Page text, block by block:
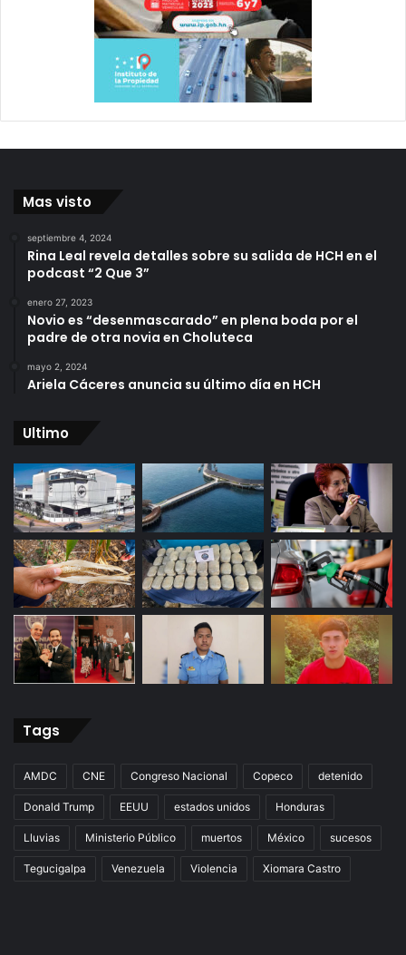
Mas visto
septiembre 4, 2024
Rina Leal revela detalles sobre su salida de HCH en el
podcast “2 Que 3”
enero 27, 2023
Novio es “desenmascarado” en plena boda por el
padre de otra novia en Choluteca
mayo 2, 2024
Ariela Cáceres anuncia su último día en HCH
Ultimo
Tags
AMDC CNE Congreso Nacional Copeco detenido
Donald Trump EEUU estados unidos Honduras
Lluvias Ministerio Público muertos México sucesos
Tegucigalpa Venezuela Violencia Xiomara Castro